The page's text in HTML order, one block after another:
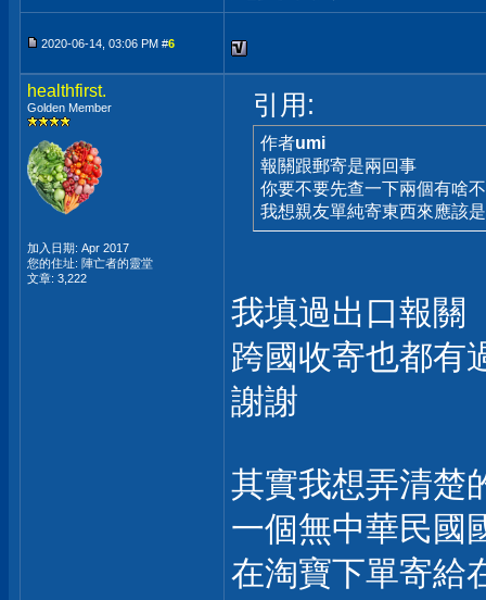
2020-06-14, 03:06 PM #6
healthfirst.
Golden Member
加入日期: Apr 2017
您的住址: 陣亡者的靈堂
文章: 3,222
引用:
作者umi
報關跟郵寄是兩回事
你要不要先查一下兩個有啥
我想親友單純寄東西來應該
我填過出口報關
跨國收寄也都有
謝謝
其實我想弄清楚
一個無中華民國
在淘寶下單寄給